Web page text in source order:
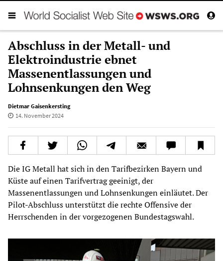
Abschluss in der Metall- und
Elektroindustrie ebnet
Massenentlassungen und
Lohnsenkungen den Weg
Dietmar Gaisenkersting
14. November 2024
Die IG Metall hat sich in den Tarifbezirken Bayern und
Küste auf einen Tarifvertrag geeinigt, der
Massenentlassungen und Lohnsenkungen einläutet. Der
Pilot-Abschluss unterstützt die rechte Offensive der
Herrschenden in der vorgezogenen Bundestagswahl.